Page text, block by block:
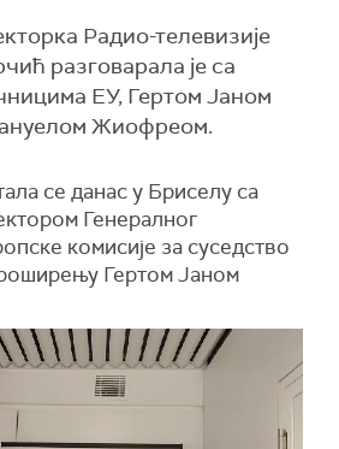
Радио-телевизије
разговарала је са
ЕУ, Гертом Јаном
Жиофреом.
се данас у Бриселу са
Генералног
комисије за суседство
Гертом Јаном